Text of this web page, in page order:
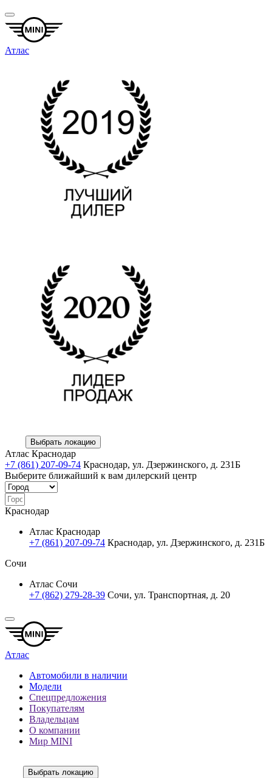
Атлас
Выбрать локацию
Атлас Краснодар
+7 (861) 207-09-74 Краснодар, ул. Дзержинского, д. 231Б
Выберите ближайший к вам дилерский центр
Краснодар
Атлас Краснодар
+7 (861) 207-09-74 Краснодар, ул. Дзержинского, д. 231Б
Сочи
Атлас Сочи
+7 (862) 279-28-39 Сочи, ул. Транспортная, д. 20
Атлас
Автомобили в наличии
Модели
Спецпредложения
Покупателям
Владельцам
О компании
Мир MINI
Выбрать локацию